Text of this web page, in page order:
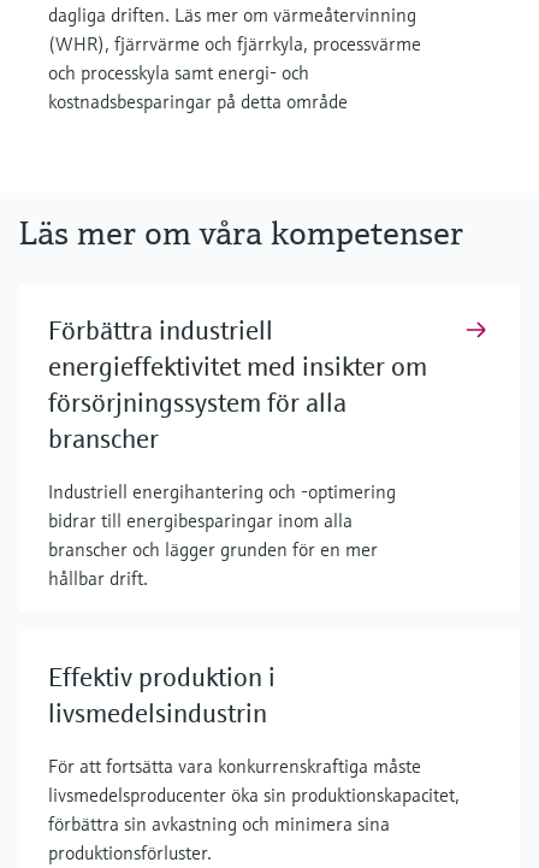
dagliga driften. Läs mer om värmeåtervinning
(WHR), fjärrvärme och fjärrkyla, processvärme
och processkyla samt energi- och
kostnadsbesparingar på detta område
Läs mer om våra kompetenser
Förbättra industriell
energieffektivitet med insikter om
försörjningssystem för alla
branscher
Industriell energihantering och -optimering
bidrar till energibesparingar inom alla
branscher och lägger grunden för en mer
hållbar drift.
Effektiv produktion i
livsmedelsindustrin
För att fortsätta vara konkurrenskraftiga måste
livsmedelsproducenter öka sin produktionskapacitet,
förbättra sin avkastning och minimera sina
produktionsförluster.